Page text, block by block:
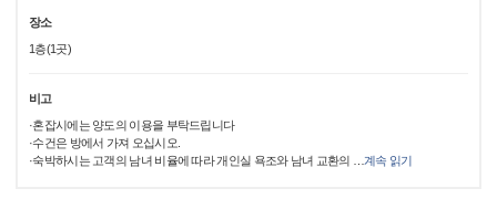
장소
1층(1곳)
비고
·혼잡시에는 양도의 이용을 부탁드립니다
·수건은 방에서 가져 오십시오.
·숙박하시는 고객의 남녀 비율에 따라 개인실 욕조와 남녀 교환의
계속 읽기